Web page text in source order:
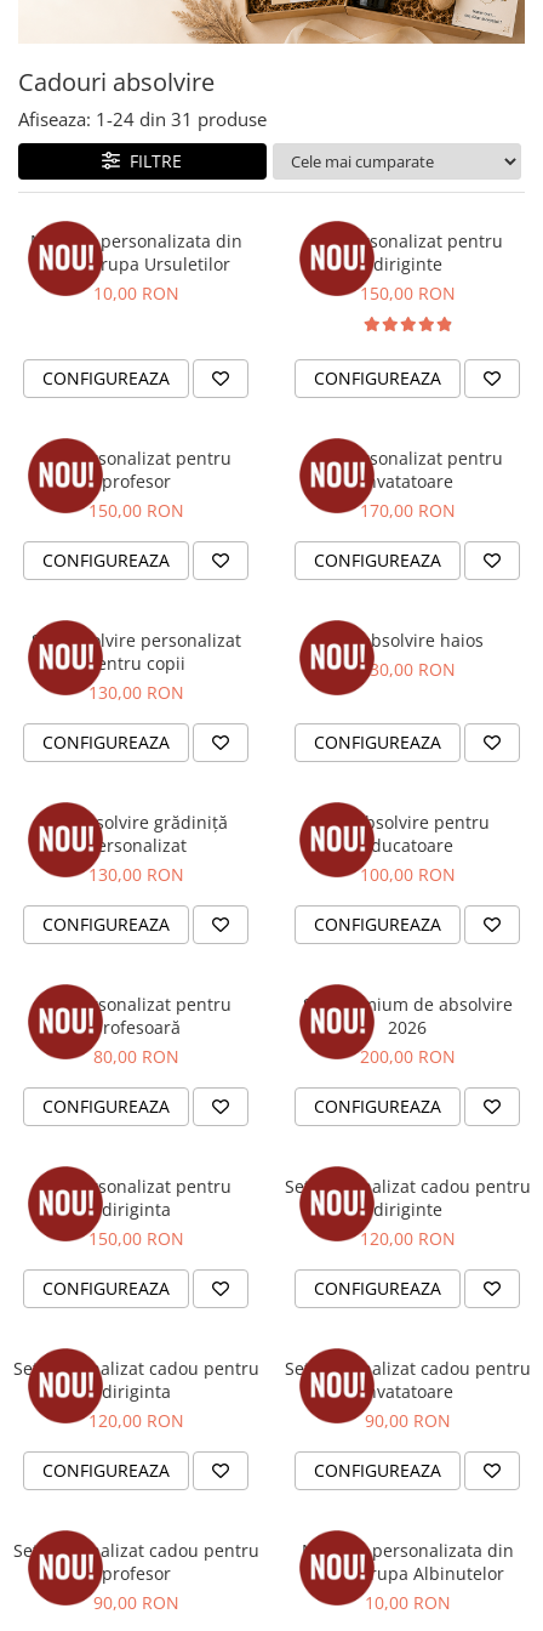
Agende Personalizate
Agende A5
Agende A6
Planner / Jurnal
Print personalizat
Felicitari personalizate
Invitatii personalizate
Martisoare
Semne de Carte
Puzzle
Stickere
Trofee
Brelocuri
Brelocuri din Inox
Brelocuri de Lemn
Bratari
Cercei din lemn
Accesorii de Bucatarie
Tocatoare Personalizate
Suporturi de Pahare
Manusi Personalizate
Ustensile de bucatarie
Accesorii pentru Bauturi
Termosuri Personalizate
Desfacatoare si Tirbusoane
Shaker, Plosca
Cutii si Accesorii pentru Vin
Personalizate
Accesorii de Birou
Pixuri Personalizate
Mousepad-uri
Globuri de Birou
Agende A6
Planner / Jurnal
Articole pentru Casa Personalizate
Ceasuri Personalizate
Calendare Personalizate
Rame Foto
Pusculite Personalizate
Brichete Personalizate
Cadouri absolvire
Afiseaza: 1-24 din 31 produse
FILTRE
Medalie personalizata din
lemn Grupa Ursuletilor
10,00 RON
CONFIGUREAZA
Set personalizat pentru
diriginte
150,00 RON
CONFIGUREAZA
Set personalizat pentru
profesor
150,00 RON
CONFIGUREAZA
Set personalizat pentru
invatatoare
170,00 RON
CONFIGUREAZA
Set absolvire personalizat
pentru copii
130,00 RON
CONFIGUREAZA
Set absolvire haios
130,00 RON
CONFIGUREAZA
Set absolvire grădiniță
personalizat
130,00 RON
CONFIGUREAZA
Set absolvire pentru
educatoare
100,00 RON
CONFIGUREAZA
Set personalizat pentru
profesoară
80,00 RON
CONFIGUREAZA
Set premium de absolvire
2026
200,00 RON
CONFIGUREAZA
Set personalizat pentru
diriginta
150,00 RON
CONFIGUREAZA
Set personalizat cadou pentru
diriginte
120,00 RON
CONFIGUREAZA
Set personalizat cadou pentru
diriginta
120,00 RON
CONFIGUREAZA
Set personalizat cadou pentru
invatatoare
90,00 RON
CONFIGUREAZA
Set personalizat cadou pentru
profesor
90,00 RON
Medalie personalizata din
lemn Grupa Albinutelor
10,00 RON